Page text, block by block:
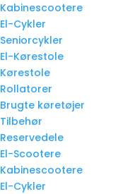
Kabinescootere
El-Cykler
Seniorcykler
El-Kørestole
Kørestole
Rollatorer
Brugte køretøjer
Tilbehør
Reservedele
El-Scootere
Kabinescootere
El-Cykler